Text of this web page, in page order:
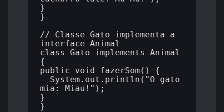
}
}
// Classe Gato implementa a
interface Animal
class Gato implements Animal
{
public void fazerSom() {
System.out.println("O gato
mia: Miau!");
}
}